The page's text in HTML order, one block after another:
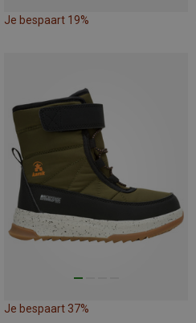
Je bespaart 19%
Je bespaart 37%